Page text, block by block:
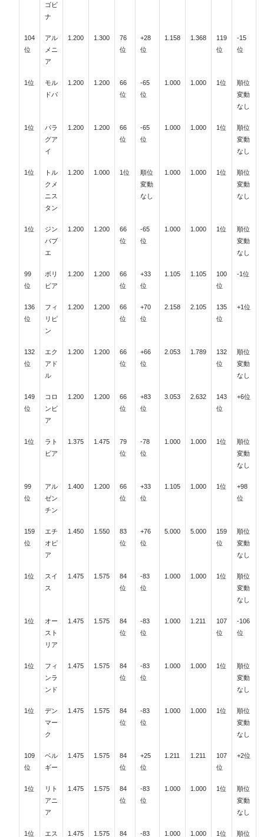
ゴビ
ナ
104
位
アル
メニ
ア
1.200 1.300
76
位
+28
位
1.158 1.368
119
位
-15
位
1位
モル
ドバ
1.200 1.200
66
位
-65
位
1.000 1.000 1位
順位
変動
なし
1位
パラ
グア
イ
1.200 1.200
66
位
-65
位
1.000 1.000 1位
順位
変動
なし
1位
トル
クメ
ニス
タン
1.200 1.000 1位
順位
変動
なし
1.000 1.000 1位
順位
変動
なし
1位
ジン
バブ
エ
1.200 1.200
66
位
-65
位
1.000 1.000 1位
順位
変動
なし
99
位
ボリ
ビア
1.200 1.200
66
位
+33
位
1.105 1.105
100
位
-1位
136
位
フィ
リピ
ン
1.200 1.200
66
位
+70
位
2.158 2.105
135
位
+1位
132
位
エク
アド
ル
1.200 1.200
66
位
+66
位
2.053 1.789
132
位
順位
変動
なし
149
位
コロ
ンビ
ア
1.200 1.200
66
位
+83
位
3.053 2.632
143
位
+6位
1位
ラト
ビア
1.375 1.475
79
位
-78
位
1.000 1.000 1位
順位
変動
なし
99
位
アル
ゼン
チン
1.400 1.200
66
位
+33
位
1.105 1.000 1位
+98
位
159
位
エチ
オピ
ア
1.450 1.550
83
位
+76
位
5.000 5.000
159
位
順位
変動
なし
1位
スイ
ス
1.475 1.575
84
位
-83
位
1.000 1.000 1位
順位
変動
なし
1位
オー
スト
リア
1.475 1.575
84
位
-83
位
1.000 1.211
107
位
-106
位
1位
フィ
ンラ
ンド
1.475 1.575
84
位
-83
位
1.000 1.000 1位
順位
変動
なし
1位
デン
マー
ク
1.475 1.575
84
位
-83
位
1.000 1.000 1位
順位
変動
なし
109
位
ベル
ギー
1.475 1.575
84
位
+25
位
1.211 1.211
107
位
+2位
1位
リト
アニ
ア
1.475 1.575
84
位
-83
位
1.000 1.000 1位
順位
変動
なし
1位 エス 1.475 1.575 84 -83 1.000 1.000 1位 順位